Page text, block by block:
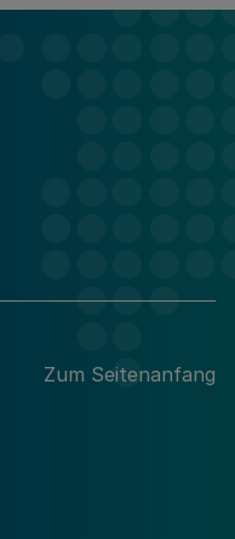
Zum Seitenanfang